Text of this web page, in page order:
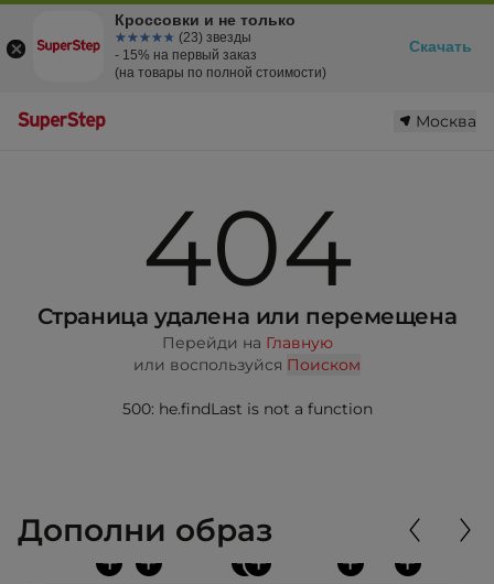
Москва
404
Страница удалена или перемещена
Перейди на Главную
или воспользуйся Поиском
500: he.findLast is not a function
Дополни образ
+
+
+ + +
+
Кроссовки и не только
☆☆☆☆☆
★★★★★ (23) звезды
- 15% на первый заказ
(на товары по полной стоимости)
Скачать